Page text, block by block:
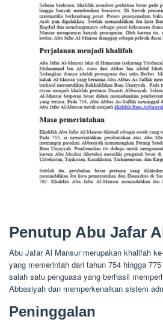
Penutup Abu Jafar
Abu Jafar Al Mansur merupakan khalifah
yang memerintah dari tahun 754 hingga
salah satu penguasa yang berhasil
Abbasiyah dan memperkenalkan sistem
Peninggalan